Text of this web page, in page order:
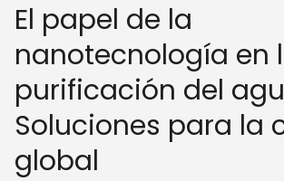
El papel de la
nanotecnología en
purificación del
Soluciones para la
global